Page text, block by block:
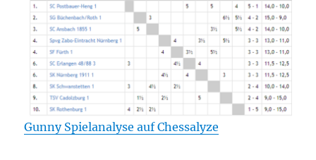
Gunny Spielanalyse auf Chessalyze